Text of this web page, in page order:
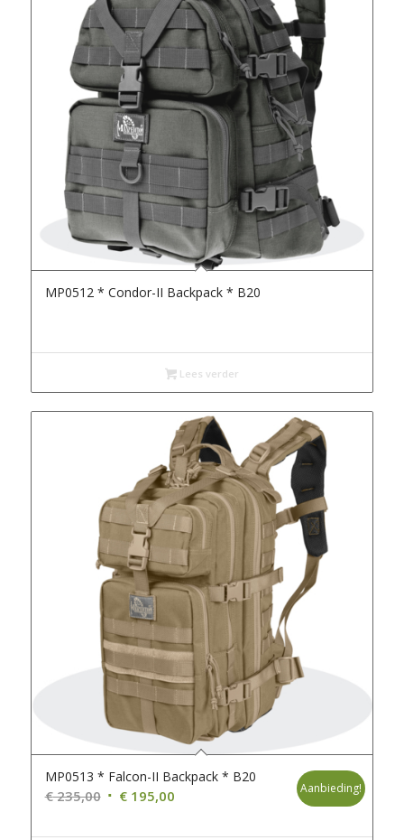
MP0512 * Condor-II Backpack * B20
Lees verder
MP0513 * Falcon-II Backpack * B20
€235,00 Oorspronkelijke
€195,00Huidige
Aanbieding!